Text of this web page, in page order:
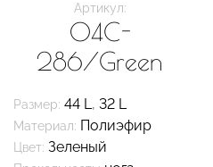
Артикул:
04C-
286/Green
Размер: 44 L, 32 L
Материал: Полиэфир
Цвет: Зеленый